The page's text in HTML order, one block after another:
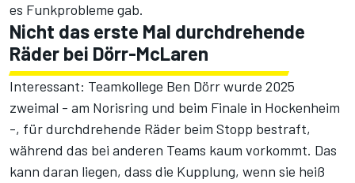
es Funkprobleme gab.
Nicht das erste Mal durchdrehende
Räder bei Dörr-McLaren
Interessant: Teamkollege Ben Dörr wurde 2025
zweimal - am Norisring und beim Finale in Hockenheim
-, für durchdrehende Räder beim Stopp bestraft,
während das bei anderen Teams kaum vorkommt. Das
kann daran liegen, dass die Kupplung, wenn sie heiß